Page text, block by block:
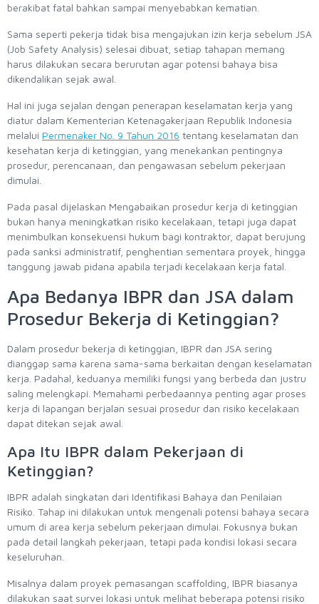
berakibat fatal bahkan sampai menyebabkan kematian.
Sama seperti pekerja tidak bisa mengajukan izin kerja sebelum JSA
(Job Safety Analysis) selesai dibuat, setiap tahapan memang
harus dilakukan secara berurutan agar potensi bahaya bisa
dikendalikan sejak awal.
Hal ini juga sejalan dengan penerapan keselamatan kerja yang
diatur dalam Kementerian Ketenagakerjaan Republik Indonesia
melalui Permenaker No. 9 Tahun 2016 tentang keselamatan dan
kesehatan kerja di ketinggian, yang menekankan pentingnya
prosedur, perencanaan, dan pengawasan sebelum pekerjaan
dimulai.
Pada pasal dijelaskan Mengabaikan prosedur kerja di ketinggian
bukan hanya meningkatkan risiko kecelakaan, tetapi juga dapat
menimbulkan konsekuensi hukum bagi kontraktor, dapat berujung
pada sanksi administratif, penghentian sementara proyek, hingga
tanggung jawab pidana apabila terjadi kecelakaan kerja fatal.
Apa Bedanya IBPR dan JSA dalam
Prosedur Bekerja di Ketinggian?
Dalam prosedur bekerja di ketinggian, IBPR dan JSA sering
dianggap sama karena sama-sama berkaitan dengan keselamatan
kerja. Padahal, keduanya memiliki fungsi yang berbeda dan justru
saling melengkapi. Memahami perbedaannya penting agar proses
kerja di lapangan berjalan sesuai prosedur dan risiko kecelakaan
dapat ditekan sejak awal.
Apa Itu IBPR dalam Pekerjaan di
Ketinggian?
IBPR adalah singkatan dari Identifikasi Bahaya dan Penilaian
Risiko. Tahap ini dilakukan untuk mengenali potensi bahaya secara
umum di area kerja sebelum pekerjaan dimulai. Fokusnya bukan
pada detail langkah pekerjaan, tetapi pada kondisi lokasi secara
keseluruhan.
Misalnya dalam proyek pemasangan scaffolding, IBPR biasanya
dilakukan saat survei lokasi untuk melihat beberapa potensi risiko